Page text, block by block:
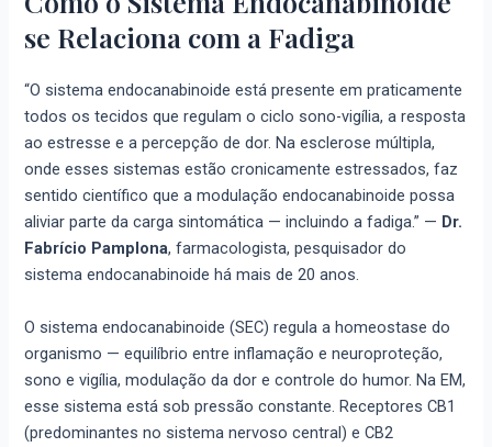
se Relaciona com a Fadiga
“O sistema endocanabinoide está presente em praticamente
todos os tecidos que regulam o ciclo sono-vigília, a resposta
ao estresse e a percepção de dor. Na esclerose múltipla,
onde esses sistemas estão cronicamente estressados, faz
sentido científico que a modulação endocanabinoide possa
aliviar parte da carga sintomática — incluindo a fadiga.” — Dr.
Fabrício Pamplona, farmacologista, pesquisador do
sistema endocanabinoide há mais de 20 anos.
O sistema endocanabinoide (SEC) regula a homeostase do
organismo — equilíbrio entre inflamação e neuroproteção,
sono e vigília, modulação da dor e controle do humor. Na EM,
esse sistema está sob pressão constante. Receptores CB1
(predominantes no sistema nervoso central) e CB2